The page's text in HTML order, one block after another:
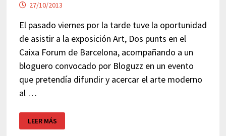
27/10/2013
El pasado viernes por la tarde tuve la oportunidad
de asistir a la exposición Art, Dos punts en el
Caixa Forum de Barcelona, acompañando a un
bloguero convocado por Bloguzz en un evento
que pretendía difundir y acercar el arte moderno
al …
EXPOSICIÓN
ART,
DOS
LEER MÁS